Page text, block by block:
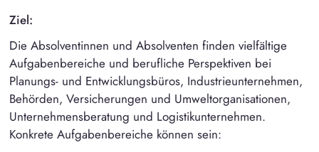
Ziel:
Die Absolventinnen und Absolventen finden vielfältige
Aufgabenbereiche und berufliche Perspektiven bei
Planungs- und Entwicklungsbüros, Industrieunternehmen,
Behörden, Versicherungen und Umweltorganisationen,
Unternehmensberatung und Logistikunternehmen.
Konkrete Aufgabenbereiche können sein: